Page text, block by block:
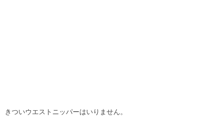
きついウエストニッパーはいりません。